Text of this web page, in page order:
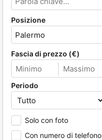
Posizione
Fascia di prezzo (€)
Periodo
Solo con foto
Con numero di telefono